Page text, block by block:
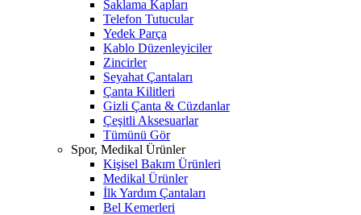
Saklama Kapları
Telefon Tutucular
Yedek Parça
Kablo Düzenleyiciler
Zincirler
Seyahat Çantaları
Çanta Kilitleri
Gizli Çanta & Cüzdanlar
Çeşitli Aksesuarlar
Tümünü Gör
Spor, Medikal Ürünler
Kişisel Bakım Ürünleri
Medikal Ürünler
İlk Yardım Çantaları
Bel Kemerleri